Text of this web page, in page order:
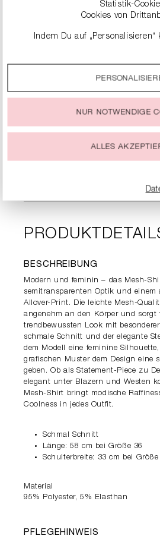
BESCHREIBUNG
Modern und feminin – das Mesh-
semitransparenten Optik und einem
Allover-Print. Die leichte Mesh-
angenehm an den Körper und sorgt
trendbewussten Look mit
schmale Schnitt und der elegante
dem Modell eine feminine
grafischen Muster dem Design eine
geben. Ob als Statement-Piece zu
elegant unter Blazern und Westen
Mesh-Shirt bringt modische
Coolness in jedes Outfit.
Schmal Schnitt
Länge: 58 cm bei Größe 36
Schulterbreite: 33 cm bei Größe
Material
95% Polyester, 5% Elasthan
PFLEGEHINWEIS
Statistik-
Cookies von
Indem Du auf
Durch einen Klick auf das
stimmst Du der Verwendung aller
jeder Zeit ändern oder
NUR NOTWENDIGE
ALLES